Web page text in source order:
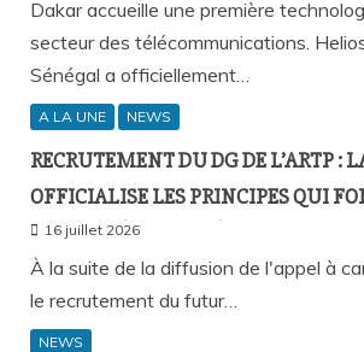
MOBILE À L’INTÉRIEUR DES
Dakar accueille une première
secteur des télécommunications.
Sénégal a officiellement…
A LA UNE NEWS
RECRUTEMENT DU DG DE L’ARTP :
OFFICIALISE LES PRINCIPES QUI
RECOURS À L’APPEL À
16 juillet 2026
À la suite de la diffusion de l'appel à
le recrutement du futur…
NEWS